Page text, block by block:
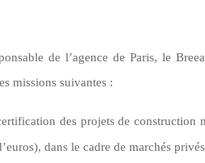
de l’agence de Paris, le
missions suivantes :
des projets de construction
dans le cadre de marchés